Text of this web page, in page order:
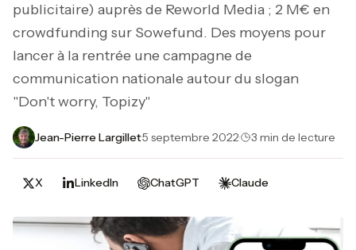
publicitaire) auprès de Reworld Media ; 2 M€ en
crowdfunding sur Sowefund. Des moyens pour
lancer à la rentrée une campagne de
communication nationale autour du slogan
"Don't worry, Topizy"
Jean-Pierre Largillet·5 septembre 2022· 3 min de lecture
X LinkedIn ChatGPT Claude